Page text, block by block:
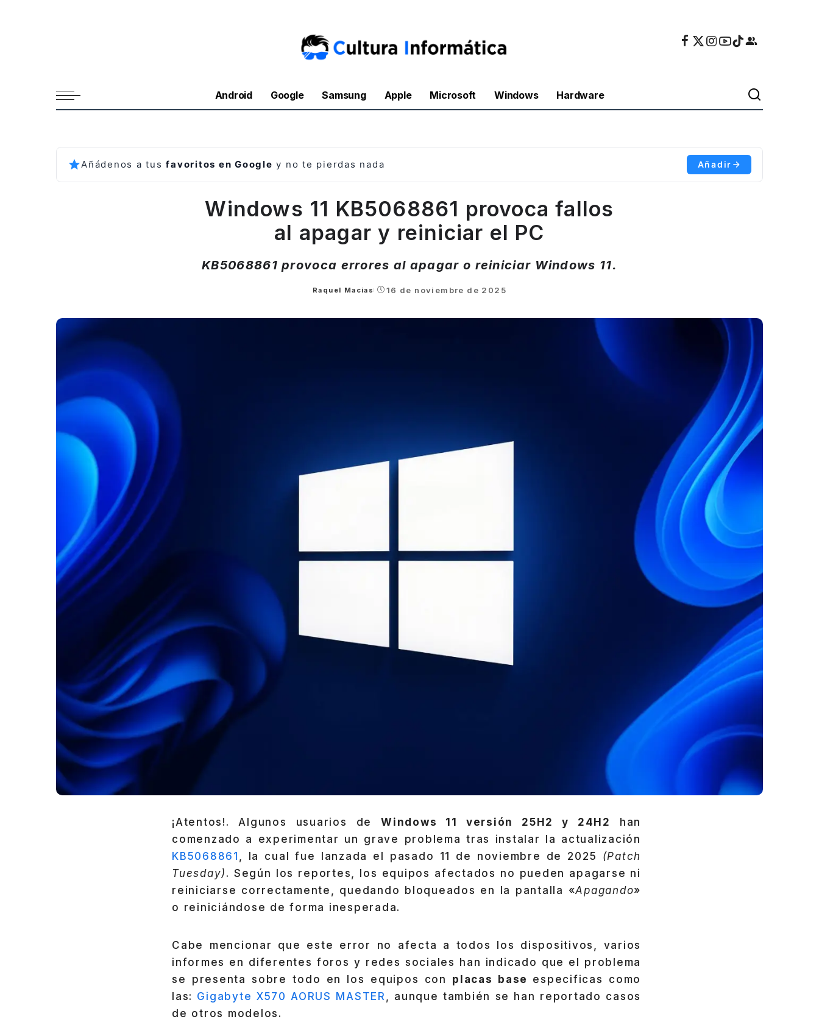
Android Google Samsung Apple Microsoft Windows Hardware
Añádenos a tusfavoritos en Google y no te pierdas nada Añadir
Windows 11 KB5068861 provoca fallos
al apagar y reiniciar el PC
KB5068861 provoca errores al apagar o reiniciar Windows 11.
Posted
Raquel Macias 16 de noviembre de 2025
¡Atentos!. Algunos usuarios deWindows 11 versión 25H2 y 24H2
han
comenzado a experimentar un grave problema tras instalar la actualización
KB5068861 , la cual fue lanzada el pasado 11 de noviembre de 2025
(Patch
Tuesday) . Según los reportes, los equipos afectados no pueden apagarse ni
reiniciarse correctamente, quedando bloqueados en la pantalla «Apagando»
o reiniciándose de forma inesperada.
Cabe mencionar que este error no afecta a todos los dispositivos, varios
informes en diferentes foros y redes sociales han indicado que el problema
se presenta sobre todo en los equipos con placas base especificas como
las: Gigabyte X570 AORUS MASTER
, aunque también se han reportado casos
de otros modelos.